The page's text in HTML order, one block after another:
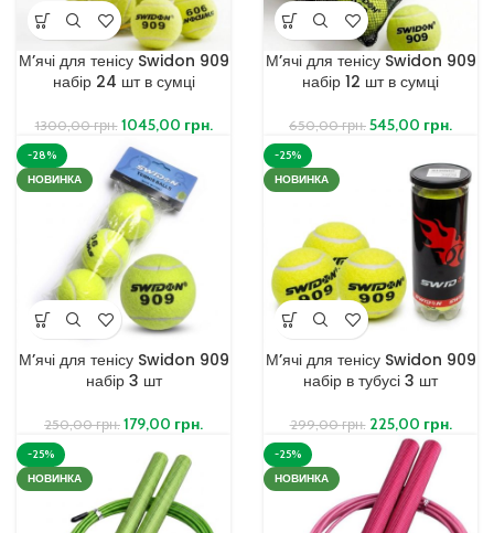
М’ячі для тенісу Swidon 909
набір 24 шт в сумці
1300,00грн. 1045,00 грн.
М’ячі для тенісу Swidon 909
набір 12 шт в сумці
650,00грн. 545,00 грн.
-28%
НОВИНКА
М’ячі для тенісу Swidon 909
набір 3 шт
250,00грн. 179,00 грн.
-25%
НОВИНКА
М’ячі для тенісу Swidon 909
набір в тубусі 3 шт
299,00грн. 225,00 грн.
-25%
НОВИНКА
-25%
НОВИНКА